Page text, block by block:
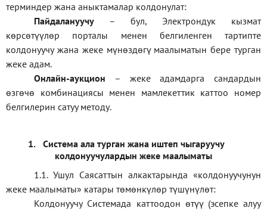
терминдер жана аныктамалар колдонулат:
Пайдалануучу – бул, Электрондук кызмат
көрсөтүүлөр порталы менен белгиленген тартипте
колдонуучу жана жеке мүнөздөгү маалыматын бере турган
жеке адам.
Онлайн-аукцион – жеке адамдарга сандардын
өзгөчө комбинациясы менен мамлекеттик каттоо номер
белгилерин сатуу методу.
1. Система ала турган жана иштеп чыгаруучу
колдонуучулардын жеке маалыматы
1.1. Ушул Саясаттын алкактарында«колдонуучунун
жеке маалыматы» катары төмөнкүлөр түшүнүлөт:
Колдонуучу Системада каттоодон өтүү (эсепке алуу